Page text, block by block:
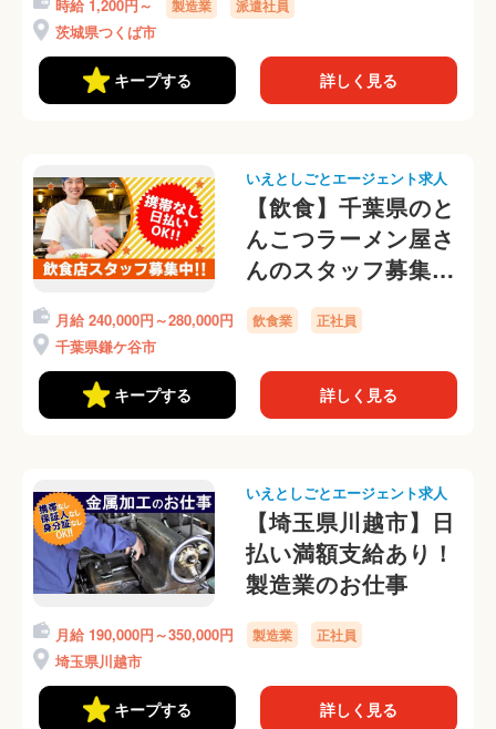
時給 1,200円～ 製造業 派遣社員
茨城県つくば市
キープする 詳しく見る
いえとしごとエージェント求人
【飲食】千葉県のと
んこつラーメン屋さ
んのスタッフ募集
中！正社員として安
定して働けます♪
月給 240,000円～280,000円 飲食業 正社員
千葉県鎌ケ谷市
キープする 詳しく見る
いえとしごとエージェント求人
【埼玉県川越市】日
払い満額支給あり！
製造業のお仕事
月給 190,000円～350,000円 製造業 正社員
埼玉県川越市
キープする 詳しく見る